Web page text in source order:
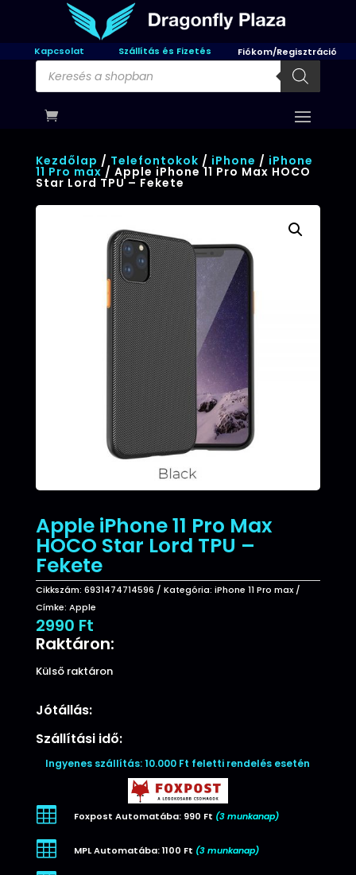
Kapcsolat Szállítás és Fizetés Fiókom/Regisztráció
Products
search
Kezdőlap / Telefontokok / iPhone / iPhone
11 Pro max/ Apple iPhone 11 Pro Max HOCO
Star Lord TPU – Fekete
Apple iPhone 11 Pro Max
HOCO Star Lord TPU –
Fekete
Cikkszám: 6931474714596 Kategória: iPhone 11 Pro max
Címke: Apple
2990 Ft
Raktáron:
Külső raktáron
Jótállás:
Szállítási idő:
Ingyenes szállítás: 10.000 Ft feletti rendelés esetén
 Foxpost Automatába: 990 Ft (3 munkanap)
 MPL Automatába: 1100 Ft (3 munkanap)